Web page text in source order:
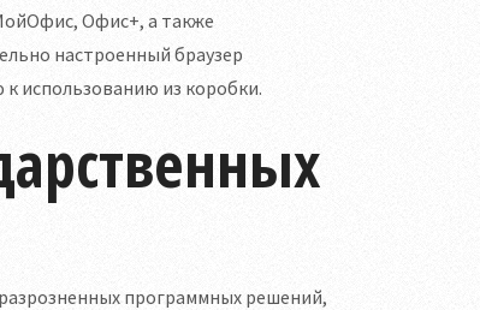
Офис+, а также
настроенный браузер
использованию из коробки.
программных решений,